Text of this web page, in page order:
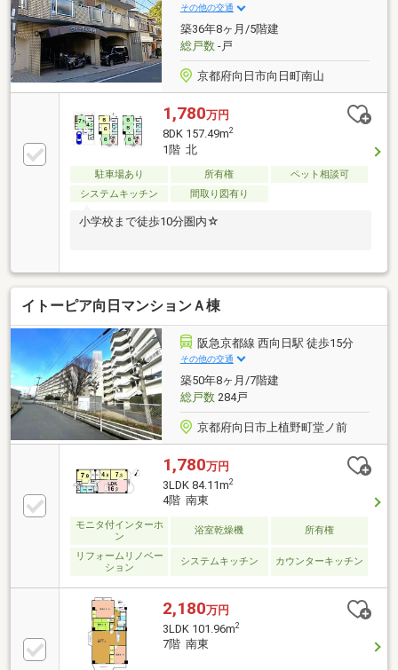
その他の交通
築36年8ヶ月/5階建
総戸数-戸
京都府向日市向日町南山
1,780万円
8DK 157.49m2
1階 北
駐車場あり 所有権
ペット相談可
システムキッチン
間取り図有り
小学校まで徒歩10分圏内☆
イトーピア向日マンションＡ棟
阪急京都線 西向日駅 徒歩15分
その他の交通
築50年8ヶ月/7階建
総戸数284戸
京都府向日市上植野町堂ノ前
1,780万円
3LDK 84.11m2
4階 南東
モニタ付インターホ
ン
浴室乾燥機 所有権
リフォームリノベー
ション
システムキッチン カウンターキッチン
2,180万円
3LDK 101.96m2
7階 南東